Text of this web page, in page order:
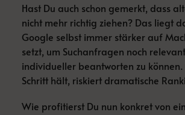
Hast Du auch schon gemerkt, dass
nicht mehr richtig ziehen? Das liegt
Google selbst immer stärker auf
setzt, um Suchanfragen noch
individueller beantworten zu
Schritt hält, riskiert dramatische
Wie profitierst Du nun konkret von